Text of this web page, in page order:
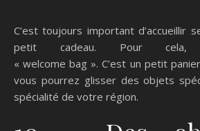
C’est toujours important d’accueillir
petit cadeau. Pour cela,
« welcome bag ». C’est un petit
vous pourrez glisser des objets
spécialité de votre région.